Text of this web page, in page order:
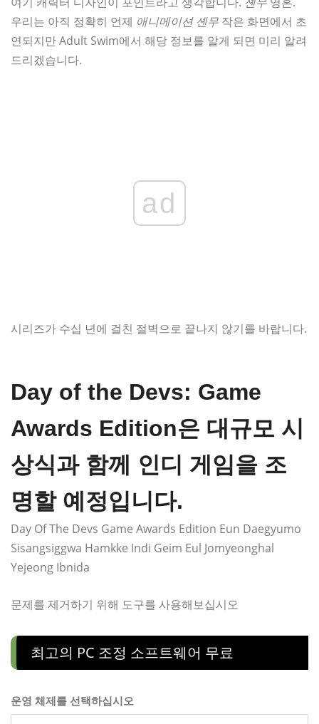
우리는 아직 정확히 언제 애니메이션 셴무 작은 화면에서 초
연되지만 Adult Swim에서 해당 정보를 알게 되면 미리 알려
드리겠습니다.
ad
시리즈가 수십 년에 걸친 절벽으로 끝나지 않기를 바랍니다.
Day of the Devs: Game
Awards Edition은 대규모 시
상식과 함께 인디 게임을 조
명할 예정입니다.
Day Of The Devs Game Awards Edition Eun Daegyumo
Sisangsiggwa Hamkke Indi Geim Eul Jomyeonghal
Yejeong Ibnida
문제를 제거하기 위해 도구를 사용해보십시오
최고의 PC 조정 소프트웨어 무료
운영 체제를 선택하십시오